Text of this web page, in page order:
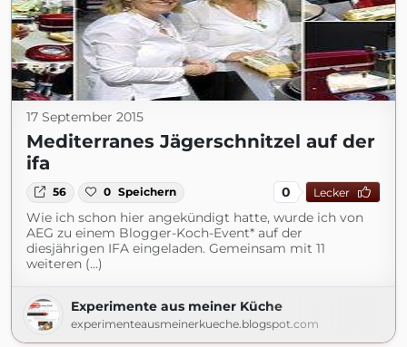
17 September 2015
Mediterranes Jägerschnitzel auf der
ifa
56 0 Speichern 0 Lecker
Wie ich schon hier angekündigt hatte, wurde ich von
AEG zu einem Blogger-Koch-Event* auf der
diesjährigen IFA eingeladen. Gemeinsam mit 11
weiteren (...)
Experimente aus meiner Küche
experimenteausmeinerkueche.blogspot.com